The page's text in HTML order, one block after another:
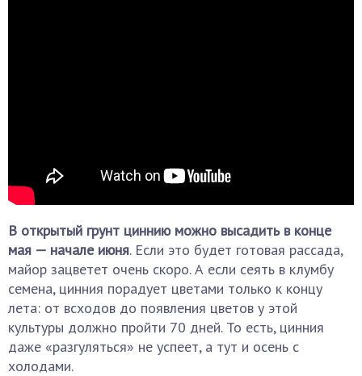
В открытый грунт циннию можно высадить в конце
мая — начале июня. Если это будет готовая рассада,
майор зацветет очень скоро. А если сеять в клумбу
семена, цинния порадует цветами только к концу
лета: от всходов до появления цветов у этой
культуры должно пройти 70 дней. То есть, цинния
даже «разгуляться» не успеет, а тут и осень с
холодами.